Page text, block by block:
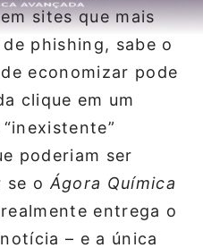
sites que mais
phishing, sabe o
economizar pode
clique em um
poderiam ser
se o Ágora Química
realmente entrega o
– e a única